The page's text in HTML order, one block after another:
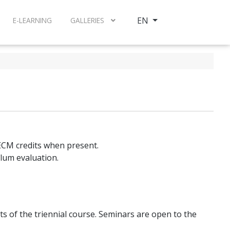
E-LEARNING GALLERIES Select your language
EN
credits when present.
evaluation.
of the triennial course. Seminars are open to the